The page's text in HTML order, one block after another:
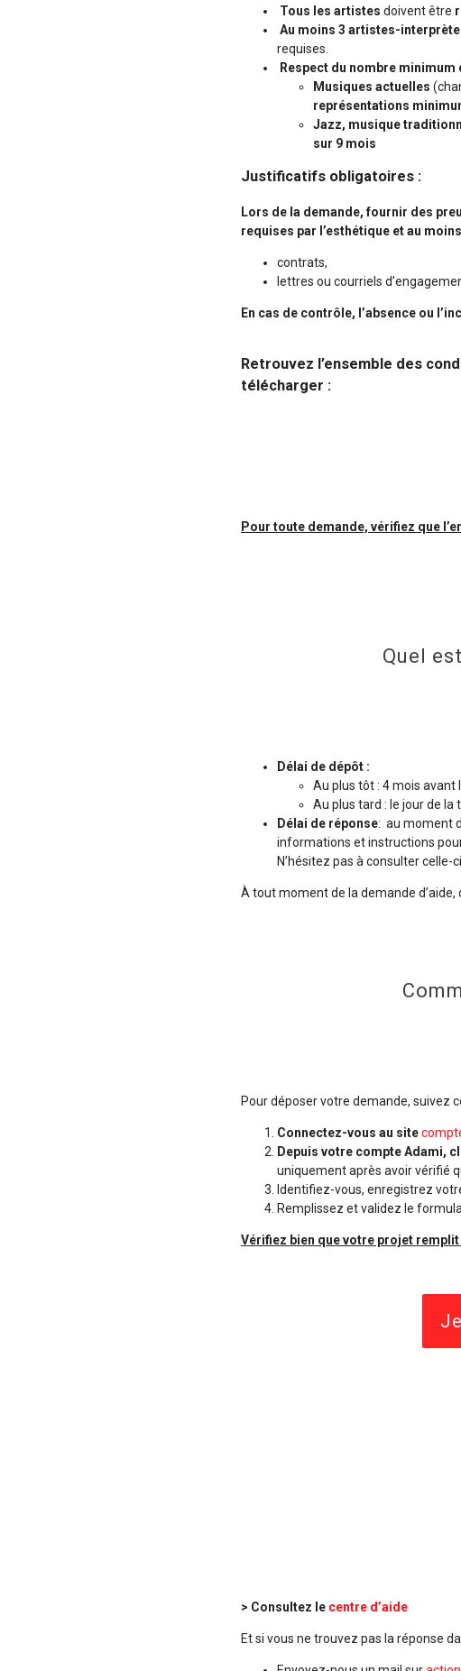
Tous les artistes doivent être
Au moins 3 artistes-
requises.
Respect du nombre
Musiques actuelles
représentations
Jazz, musique
sur 9 mois
Justificatifs obligatoires :
Lors de la demande, fournir des
requises par l’esthétique et au
contrats,
lettres ou courriels
En cas de contrôle, l’absence ou
Retrouvez l’ensemble des
télécharger :
Pour toute demande, vérifiez que
Quel
Délai de dépôt :
Au plus tôt : 4 mois avant
Au plus tard : le jour de
Délai de réponse: au moment
informations et instructions
N’hésitez pas à consulter celle-
À tout moment de la demande
Pour déposer votre demande, suivez
Connectez-vous au site
Depuis votre compte Adami,
uniquement après avoir vérifié
Identifiez-vous, enregistrez
Remplissez et validez le
Vérifiez bien que votre projet
> Consultez le centre d’aide
Et si vous ne trouvez pas la réponse